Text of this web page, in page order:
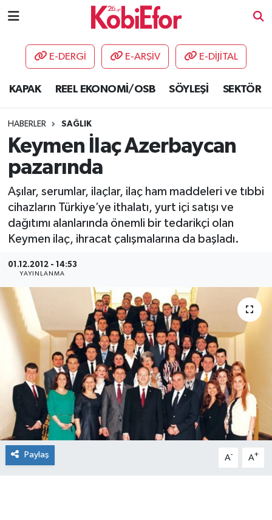
E-DERGİ E-ARŞİV E-DİJİTAL
KAPAK REEL EKONOMİ/OSB SÖYLEŞİ SEKTÖR
HABERLER SAĞLIK
Keymen İlaç Azerbaycan
pazarında
Aşılar, serumlar, ilaçlar, ilaç ham maddeleri ve tıbbi
cihazların Türkiye’ye ithalatı, yurt içi satışı ve
dağıtımı alanlarında önemli bir tedarikçi olan
Keymen ilaç, ihracat çalışmalarına da başladı.
01.12.2012 - 14:53
YAYINLANMA
Paylaş A- A+
AKADEMİ
DESTEK-TEŞVİK
GÜNCEL
HABERLER
KAPAK
OSB
ŞİRKET PANO
SÖYLEŞİ
ÜLKE
YAŞAM